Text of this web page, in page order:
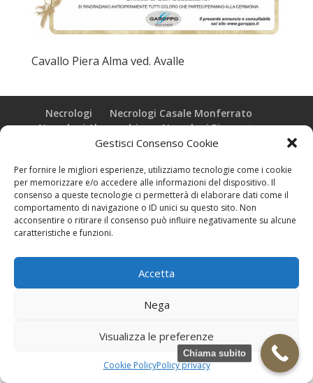
Gestisci Consenso Cookie
Per fornire le migliori esperienze, utilizziamo tecnologie come i cookie
per memorizzare e/o accedere alle informazioni del dispositivo. Il
consenso a queste tecnologie ci permetterà di elaborare dati come il
comportamento di navigazione o ID unici su questo sito. Non
acconsentire o ritirare il consenso può influire negativamente su alcune
caratteristiche e funzioni.
Accetta
Nega
Visualizza le preferenze
Cookie PolicyPolicy privacy
Cavallo Piera Alma ved. Avalle
Necrologi
Necrologi Casale Monferrato
Necrologi Alessandria
Necrologi Piemonte
Realizzazione grafica e Copyright © zeropensieri local web -
Casale Monferrato info@zeropensieri-cloud
Chiama subito